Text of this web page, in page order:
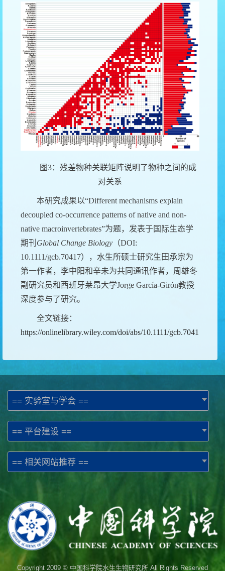
图3：残差物种关联矩阵说明了物种之间的成
对关系
本研究成果以“Different mechanisms explain
decoupled co-occurrence patterns of native and non-
native macroinvertebrates”为题，发表于国际生态学
期刊 Global Change Biology （DOI:
10.1111/gcb.70417），水生所硕士研究生田承宗为
第一作者，李中阳和辛未为共同通讯作者，周雄冬
副研究员和西班牙莱昂大学Jorge García-Girón教授
深度参与了研究。
全文链接：
https://onlinelibrary.wiley.com/doi/abs/10.1111/gcb.70417
== 实验室与学会 ==
== 平台建设 ==
== 相关网站推荐 ==
Copyright 2009 © 中国科学院水生生物研究所 All Rights Reserved